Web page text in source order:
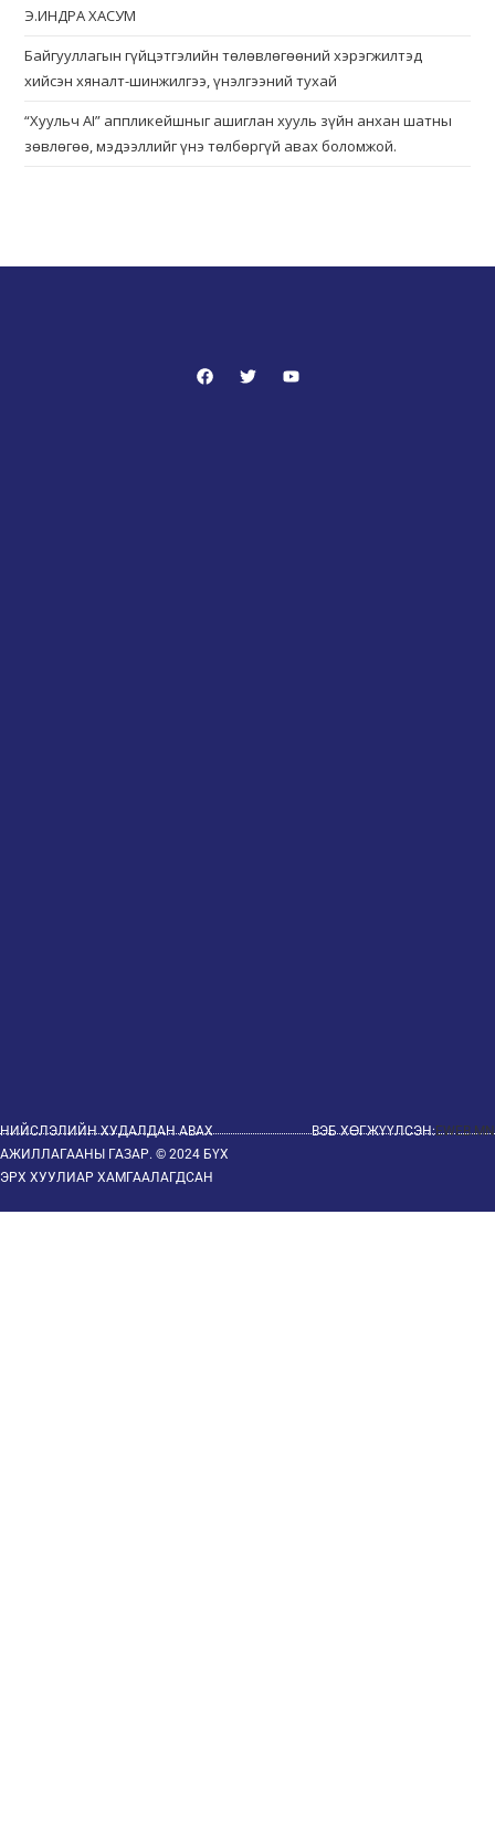
Э.ИНДРА ХАСУМ
Байгууллагын гүйцэтгэлийн төлөвлөгөөний хэрэгжилтэд
хийсэн хяналт-шинжилгээ, үнэлгээний тухай
“Хуульч АІ” аппликейшныг ашиглан хууль зүйн анхан шатны
зөвлөгөө, мэдээллийг үнэ төлбөргүй авах боломжой.
НИЙСЛЭЛИЙН ХУДАЛДАН АВАХ
АЖИЛЛАГААНЫ ГАЗАР. © 2024 БҮХ
ЭРХ ХУУЛИАР ХАМГААЛАГДСАН
ВЭБ ХӨГЖҮҮЛСЭН:EWEB.MN